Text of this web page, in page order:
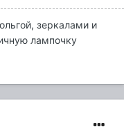
зеркалами и
лампочку